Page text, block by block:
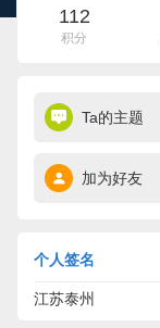
112
积分
Ta的主题
加为好友
个人签名
江苏泰州